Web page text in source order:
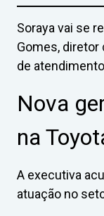
Soraya vai se
Gomes, diretor
de
Nova
na
A executiva
atuação no